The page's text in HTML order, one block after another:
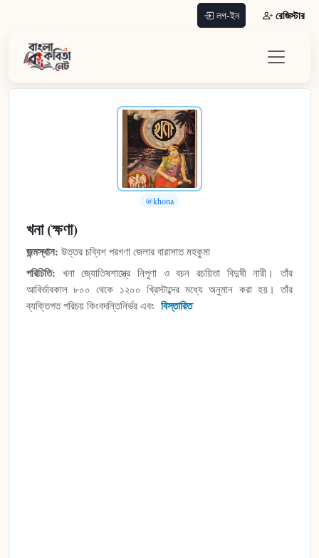
লগ-ইন রেজিস্টার
@khona
খনা (ক্ষণা)
জন্মস্থান: উত্তর চব্বিশ পরগণা জেলার বারাসাত মহকুমা
পরিচিতি: খনা জ্যোতিষশাস্ত্রে নিপুণা ও বচন রচয়িতা বিদুষী নারী। তাঁর
আবির্ভাবকাল ৮০০ থেকে ১২০০ খ্রিস্টাব্দের মধ্যে অনুমান করা হয়। তাঁর
ব্যক্তিগত পরিচয় কিংবদন্তিনির্ভর এবং